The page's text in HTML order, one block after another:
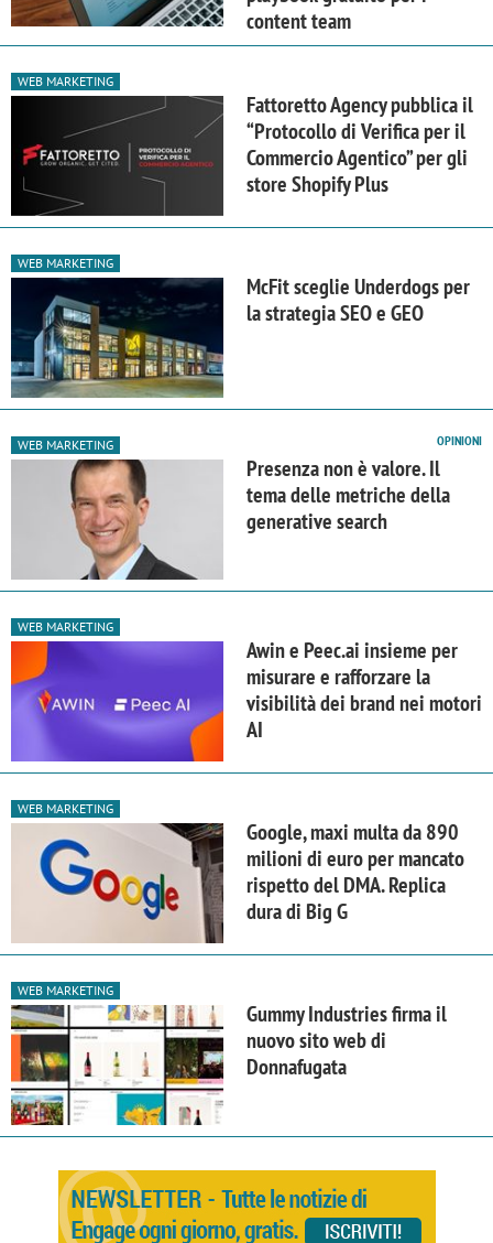
content team
WEB MARKETING
Fattoretto Agency pubblica il
“Protocollo di Verifica per il
Commercio Agentico” per gli
store Shopify Plus
WEB MARKETING
McFit sceglie Underdogs per
la strategia SEO e GEO
WEB MARKETING OPINIONI
Presenza non è valore. Il
tema delle metriche della
generative search
WEB MARKETING
Awin e Peec.ai insieme per
misurare e rafforzare la
visibilità dei brand nei motori
AI
WEB MARKETING
Google, maxi multa da 890
milioni di euro per mancato
rispetto del DMA. Replica
dura di Big G
WEB MARKETING
Gummy Industries firma il
nuovo sito web di
Donnafugata